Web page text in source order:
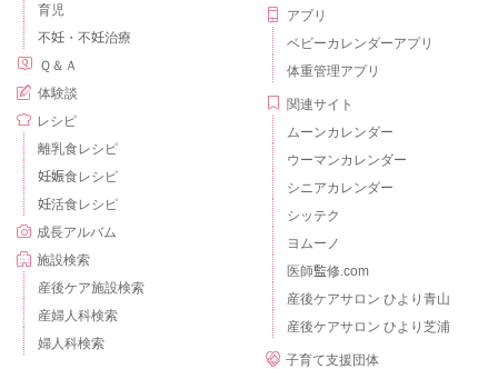
育児
不妊・不妊治療
Ｑ＆Ａ
体験談
レシピ
離乳食レシピ
妊娠食レシピ
妊活食レシピ
成長アルバム
施設検索
産後ケア施設検索
産婦人科検索
婦人科検索
アプリ
ベビーカレンダーアプリ
体重管理アプリ
関連サイト
ムーンカレンダー
ウーマンカレンダー
シニアカレンダー
シッテク
ヨムーノ
医師監修.com
産後ケアサロン ひより青山
産後ケアサロン ひより芝浦
子育て支援団体